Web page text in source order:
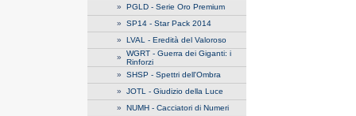
» PGLD - Serie Oro Premium
» SP14 - Star Pack 2014
» LVAL - Eredità del Valoroso
» WGRT - Guerra dei Giganti: i
Rinforzi
» SHSP - Spettri dell'Ombra
» JOTL - Giudizio della Luce
» NUMH - Cacciatori di Numeri